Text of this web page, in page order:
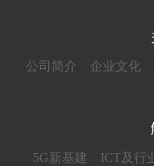
公司简介 企业文化
5G新基建 ICT及行